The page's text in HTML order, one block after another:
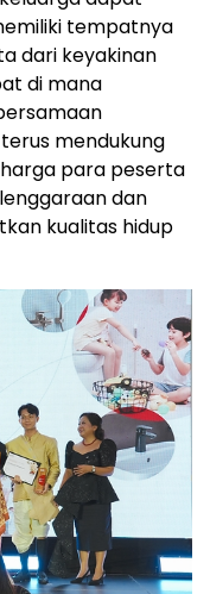
tempatnya
dari keyakinan
di mana
mendukung
para peserta
dan
kualitas hidup